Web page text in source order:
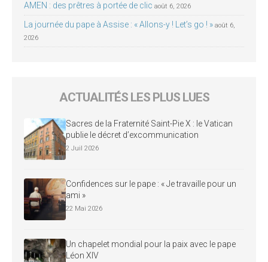
AMEN : des prêtres à portée de clic août 6, 2026
La journée du pape à Assise : « Allons-y ! Let’s go ! » août 6,
2026
ACTUALITÉS LES PLUS LUES
Sacres de la Fraternité Saint-Pie X : le Vatican
publie le décret d’excommunication
2 Juil 2026
Confidences sur le pape : « Je travaille pour un
ami »
22 Mai 2026
Un chapelet mondial pour la paix avec le pape
Léon XIV